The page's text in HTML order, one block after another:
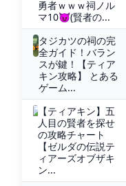
勇者ｗｗｗ祠ノル
マ10😈(賢者の...
タジカツの祠の完
全ガイド！バラン
スが鍵！【ティア
キン攻略】 とある
ゲーム...
【ティアキン】五
人目の賢者を探せ
の攻略チャート
【ゼルダの伝説テ
ィアーズオブザキ
ン...